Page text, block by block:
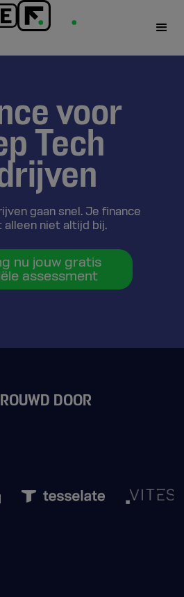
voor
Tech
gaan snel. Je finance
alleen niet altijd bij.
nu jouw gratis
assessment
DOOR